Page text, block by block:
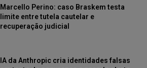
Marcello Perino: caso Braskem testa
limite entre tutela cautelar e
recuperação judicial
IA da Anthropic cria identidades falsas